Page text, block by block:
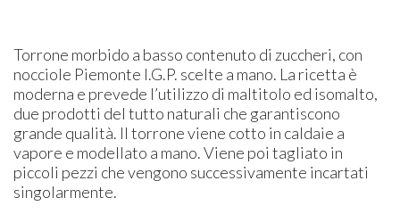
Torrone morbido a basso contenuto di zuccheri, con
nocciole Piemonte I.G.P. scelte a mano. La ricetta è
moderna e prevede l’utilizzo di maltitolo ed isomalto,
due prodotti del tutto naturali che garantiscono
grande qualità. Il torrone viene cotto in caldaie a
vapore e modellato a mano. Viene poi tagliato in
piccoli pezzi che vengono successivamente incartati
singolarmente.